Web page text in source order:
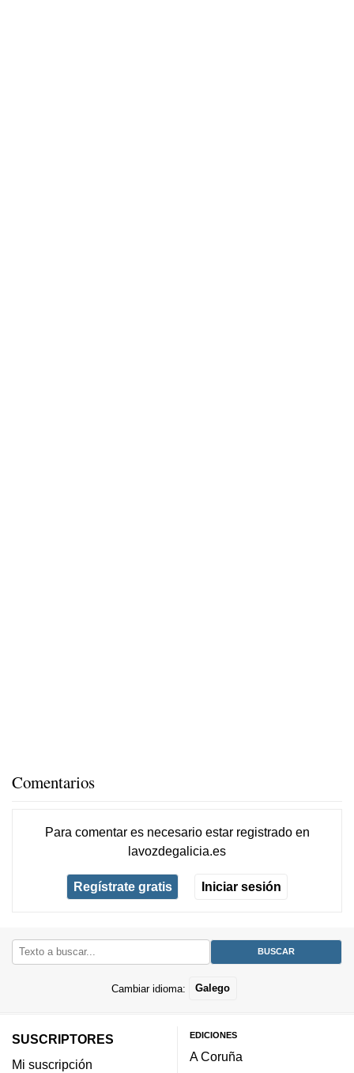
Comentarios
Para comentar es necesario estar registradoen
lavozdegalicia.es
Regístrate gratis Iniciar sesión
Cambiar idioma: Galego
SUSCRIPTORES
Mi suscripción
EDICIONES
A Coruña